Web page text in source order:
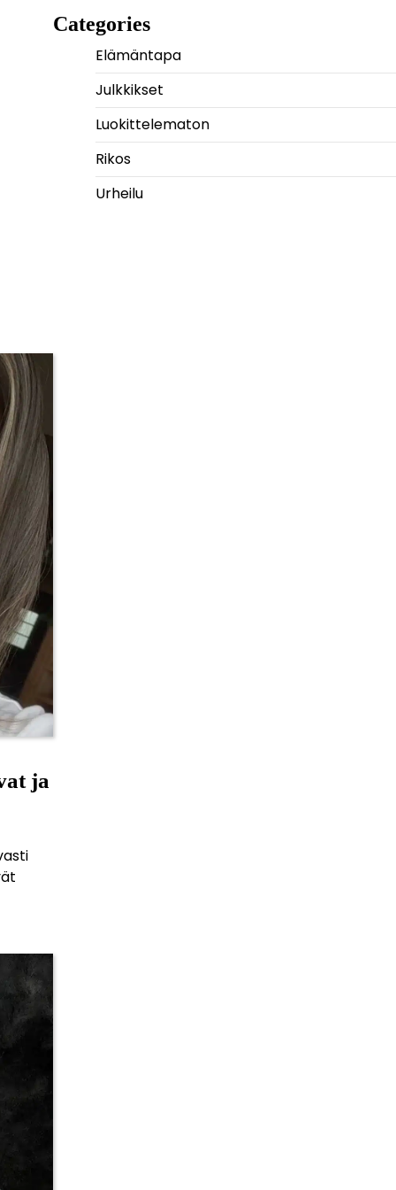
ja
Categories
Elämäntapa
Julkkikset
Luokittelematon
Rikos
Urheilu